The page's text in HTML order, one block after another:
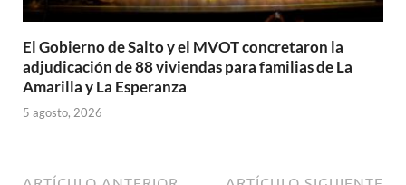
El Gobierno de Salto y el MVOT concretaron la
adjudicación de 88 viviendas para familias de La
Amarilla y La Esperanza
5 agosto, 2026